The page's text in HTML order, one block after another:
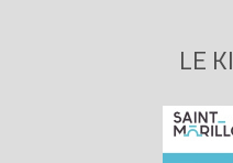
LE